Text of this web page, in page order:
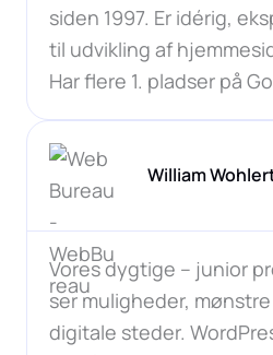
siden 1997. Er idérig,
til udvikling af
Har flere 1. pladser på
William
Vores dygtige – junior
ser muligheder,
digitale steder.